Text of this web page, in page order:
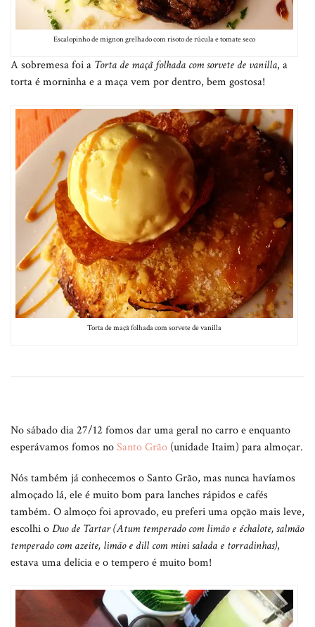
Escalopinho de mignon grelhado com risoto de rúcula e tomate seco
A sobremesa foi a Torta de maçã folhada com sorvete de vanilla, a
torta é morninha e a maça vem por dentro, bem gostosa!
Torta de maçã folhada com sorvete de vanilla
No sábado dia 27/12 fomos dar uma geral no carro e enquanto
esperávamos fomos noSanto Grão (unidade Itaim) para almoçar.
Nós também já conhecemos o Santo Grão, mas nunca havíamos
almoçado lá, ele é muito bom para lanches rápidos e cafés
também. O almoço foi aprovado, eu preferi uma opção mais leve,
escolhi oDuo de Tartar (Atum temperado com limão e échalote, salmão
temperado com azeite, limão e dill com mini salada e torradinhas),
estava uma delícia e o tempero é muito bom!